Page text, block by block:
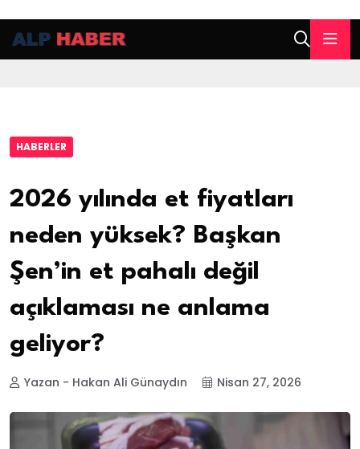
HABERLER
2026 yılında et fiyatları
neden yüksek? Başkan
Şen’in et pahalı değil
açıklaması ne anlama
geliyor?
Yazan - Hakan Ali Günaydın Nisan 27, 2026